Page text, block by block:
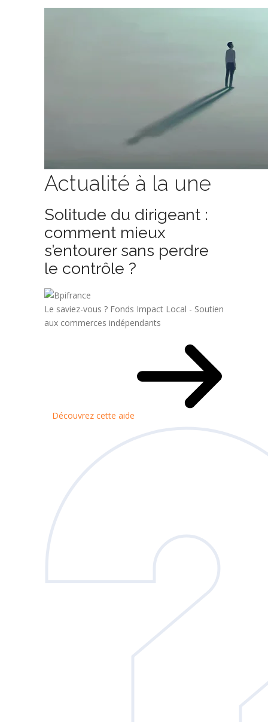
Actualité à la une
Solitude du dirigeant :
comment mieux
s’entourer sans perdre
le contrôle ?
Le saviez-vous ? Fonds Impact Local - Soutien
aux commerces indépendants
Découvrez cette aide